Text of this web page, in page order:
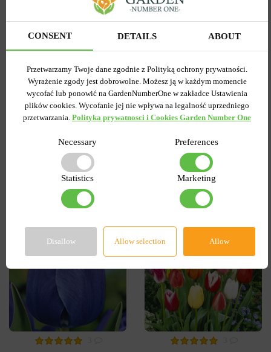
3
Lilia OT Hybryda Pretty
woman
Wysyłamy od 5 września
Kupiony 1956 razy
Kod produktu
Ilość w paczce
1
DO KOSZYKA
0
Tulipan
Wysyłamy od 5 września
Kupiony 217 razy
Ilość w paczce
DO KOSZYKA
CONSENT DETAILS ABOUT
Przetwarzamy Twoje dane zgodnie z Polityką ochrony prywatności.
Wyrażenie zgody jest dobrowolne. Możesz ją w każdym momencie
wycofać lub ponowić na GardenNumberOne w zakładce Ustawienia
plików cookies. Wycofanie jej nie wpływa na legalność uprzedniego
przetwarzania. Polityka prywatnosci i Cookies Garden Number One
Necessary Preferences
Statistics Marketing
Disallow Allow selection Allow